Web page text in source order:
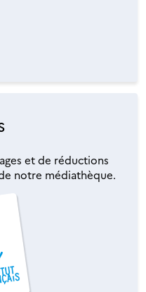
et de réductions
notre médiathèque.